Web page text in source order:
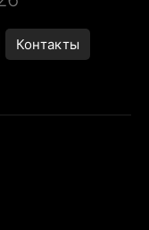
Контакты